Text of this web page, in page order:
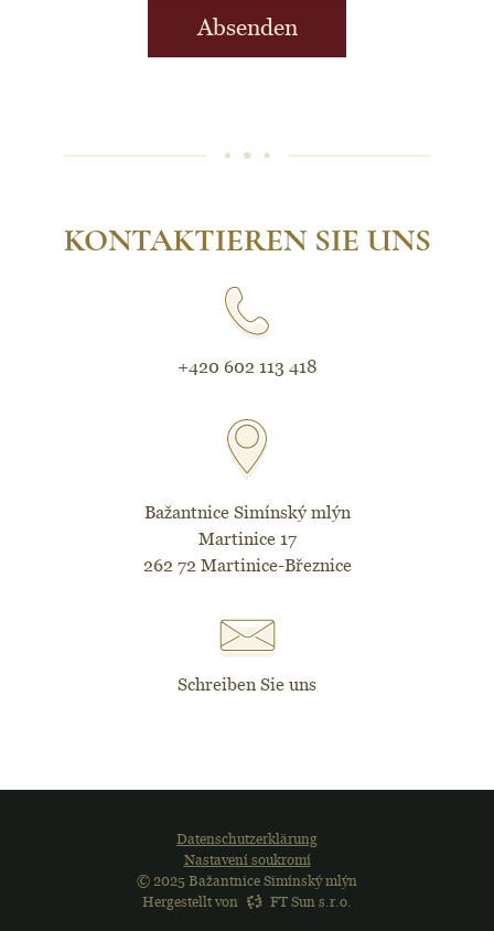
Absenden
KONTAKTIEREN SIE UNS
+420 602 113 418
Bažantnice Simínský mlýn
Martinice 17
262 72 Martinice-Březnice
Schreiben Sie uns
Datenschutzerklärung
Nastavení soukromí
© 2025 Bažantnice Simínský mlýn
Hergestellt von
FT Sun s.r.o.